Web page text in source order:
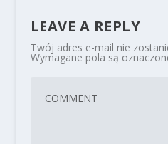
LEAVE A REPLY
Twój adres e-mail nie
Wymagane pola są